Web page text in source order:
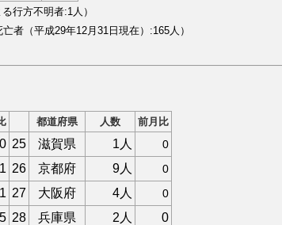
行方不明者:1人）
者（平成29年12月31日現在）:165人）
都道府県 人数 前月比
0 25 滋賀県 1人 0
1 26 京都府 9人 0
1 27 大阪府 4人 0
28 兵庫県 2人
0